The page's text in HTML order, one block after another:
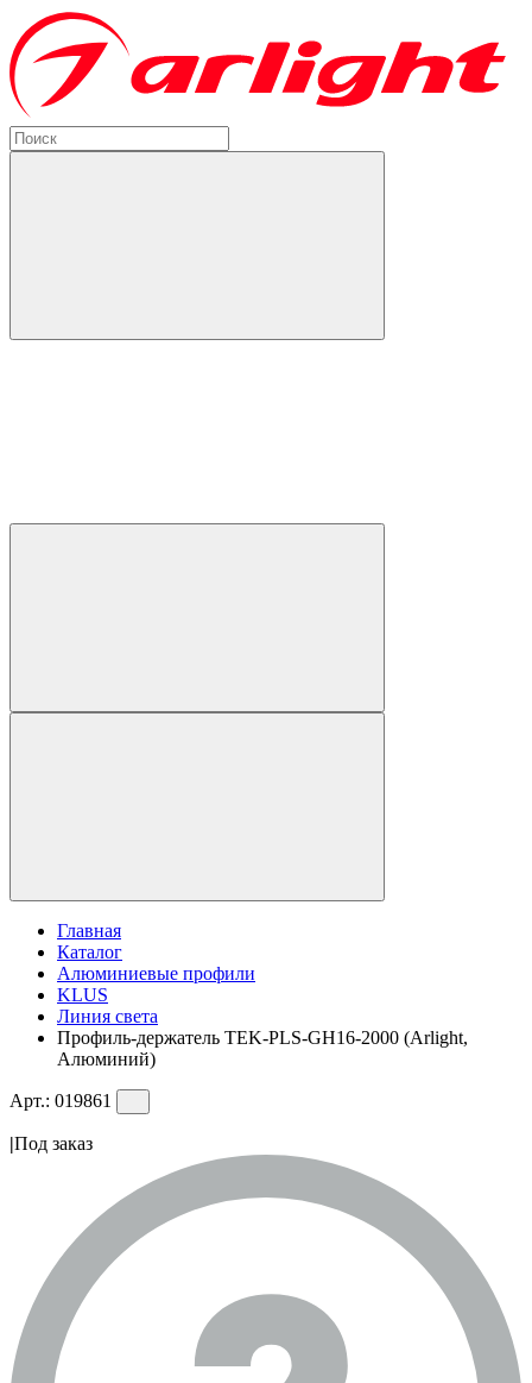
Главная
Каталог
Алюминиевые профили
KLUS
Линия света
Профиль-держатель TEK-PLS-GH16-2000 (Arlight,
Алюминий)
Арт.: 019861
|Под заказ